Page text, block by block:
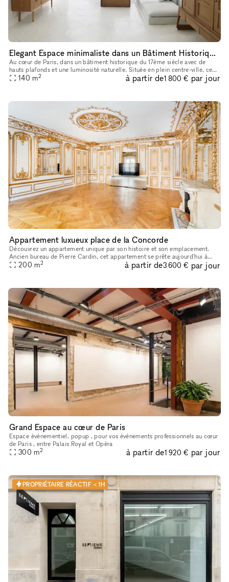
Elegant Espace minimaliste dans un Bâtiment Historique, Palais-Royal/ Louvre
Au cœur de Paris, dans un bâtiment historique du 17ème siècle avec de
hauts plafonds et une luminosité naturelle. Située en plein centre-ville, ce
lieu est parfait pour des événements éphémères ou de
140 m2 à partir de1 800 € par jour
Appartement luxueux place de la Concorde
Découvrez un appartement unique par son histoire et son emplacement.
Ancien bureau de Pierre Cardin, cet appartement se prête aujourd'hui à
l'organisation de vos événements prestigieux. Idéalement pl
200 m2 à partir de3 600 € par jour
Grand Espace au cœur de Paris
Espace événementiel, popup , pour vos événements professionnels au cœur
de Paris , entre Palais Royal et Opéra
300 m2 à partir de1 920 € par jour
PROPRIÉTAIRE RÉACTIF < 1H